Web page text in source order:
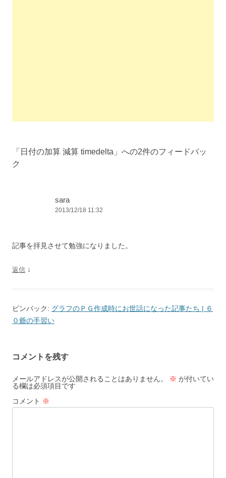
ン
「 日付の加算 減算 timedelta 」への2件のフィードバッ
ク
sara
2013/12/18 11:32
記事を拝見させて勉強になりました。
返信 ↓
ピンバック: グラフのＰＧ作成時にお世話になった記事たち | ６
０爺の手習い
コメントを残す
メールアドレスが公開されることはありません。 ※ が付いてい
る欄は必須項目です
コメント ※